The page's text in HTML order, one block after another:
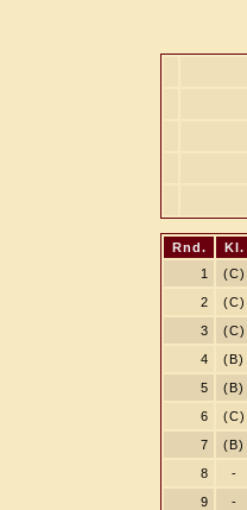
Rnd. Kl.
1
(C)
2
(C)
3
(C)
4
(B)
5
(B)
6
(C)
7
(B)
8
-
9
-